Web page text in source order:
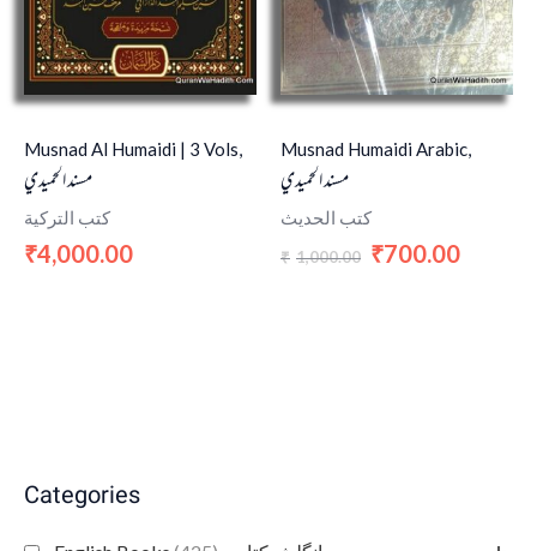
Categories
Musnad Al Humaidi | 3 Vols,
مسند الحميدي
كتب التركية
₹4,000.00
Musnad Humaidi Arabic,
مسند الحميدي
كتب الحديث
₹ 1,000.00 ₹700.00